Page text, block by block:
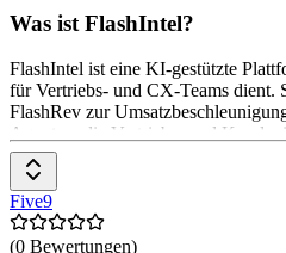
Was ist FlashIntel?
FlashIntel ist eine KI-gestützte
für Vertriebs- und CX-Teams dient.
FlashRev zur
Agenten, die Vertriebs- und
kann damit Leads ansprechen,
Systeme vereinheitlichen und
rationalisieren, um die Effizienz zu
Five9
(0 Bewertungen)